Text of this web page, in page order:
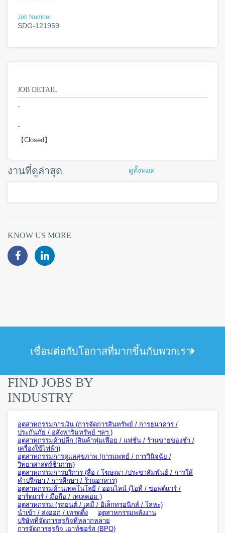
Job Number
SDG-121959
JOB DETAIL
-
-
【Closed】
งานที่ดูล่าสุด ดูทั้งหมด
KNOW US MORE
เชื่อมต่อกับโอกาสที่มากขึ้นกับพวกเรา
FIND JOBS BY
INDUSTRY
อุตสาหกรรมการเงิน (การจัดการสินทรัพย์ / การธนาคาร /
ประกันภัย / อสังหาริมทรัพย์ ฯลฯ )
อุตสาหกรรมค้าปลีก (สินค้าฟุ่มเฟือย / แฟชั่น / ร้านขายของชำ /
เครื่องใช้ไฟฟ้า)
อุตสาหกรรมการดูแลสุขภาพ (การแพทย์ / การวินิจฉัย /
วิทยาศาสตร์ชีวภาพ)
อุตสาหกรรมการบริการ (สื่อ / โฆษณา /ประชาสัมพันธ์ / การให้
คำปรึกษา / การศึกษา / ร้านอาหาร)
อุตสาหกรรมด้านเทคโนโลยี / ออนไลน์ (ไอที / ซอฟต์แวร์ /
ฮาร์ดแวร์ / มือถือ / เทเลคอม )
อุตสาหกรรม (รถยนต์ / เคมี / อิเล็กทรอนิกส์ / โลหะ)
นำเข้า / ส่งออก / เทรดดิ้ง
อุตสาหกรรมพลังงาน
บริษัทที่จัดการธุรกิจที่หลากหลาย
การจัดการธุรกิจ เอาท์ซอร์ส (BPO)